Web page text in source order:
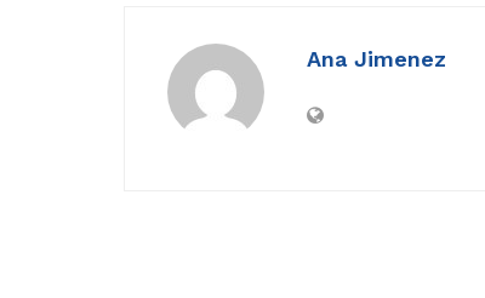
Ana Jimenez